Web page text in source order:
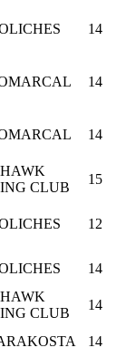
14
14
14
CLUB
15
12
14
CLUB
14
14